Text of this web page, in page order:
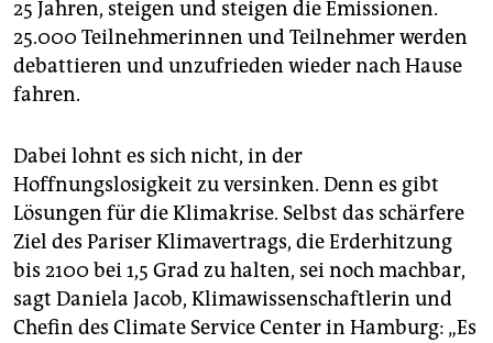
25 Jahren, steigen und steigen die Emissionen.
25.000 Teilnehmerinnen und Teilnehmer werden
debattieren und unzufrieden wieder nach Hause
fahren.
Dabei lohnt es sich nicht, in der
Hoffnungslosigkeit zu versinken. Denn es gibt
Lösungen für die Klimakrise. Selbst das schärfere
Ziel des Pariser Klimavertrags, die Erderhitzung
bis 2100 bei 1,5 Grad zu halten, sei noch machbar,
sagt Daniela Jacob, Klimawissenschaftlerin und
Chefin des Climate Service Center in Hamburg: „Es